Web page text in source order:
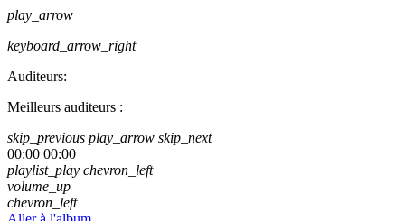
play_arrow
keyboard_arrow_right
Auditeurs:
Meilleurs auditeurs :
skip_previous play_arrow skip_next
00:00 00:00
playlist_play chevron_left
volume_up
chevron_left